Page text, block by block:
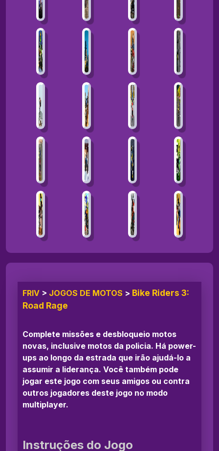
FRIV > JOGOS DE MOTOS > Bike Riders 3:
Road Rage
Complete missões e desbloqueio motos
novas, inclusive motos da policia. Há power-
ups ao longo da estrada que irão ajudá-lo a
assumir a liderança. Você também pode
jogar este jogo com seus amigos ou contra
outros jogadores deste jogo no modo
multiplayer.
Instruções do Jogo